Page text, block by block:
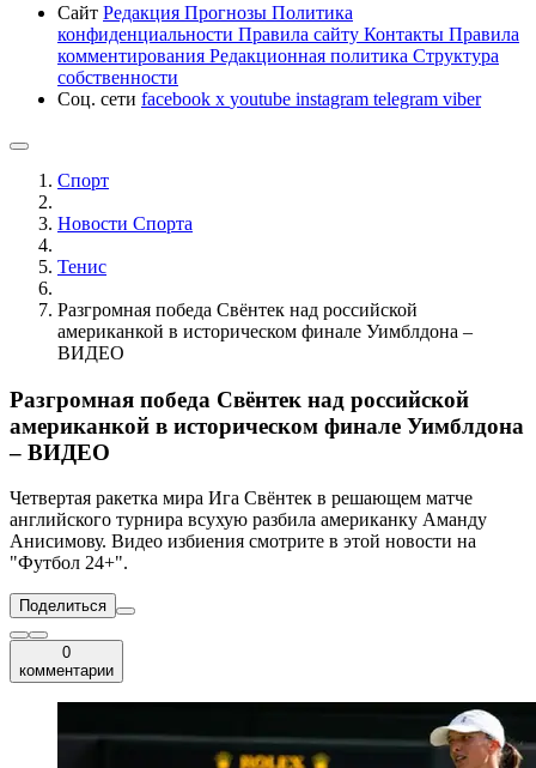
Сайт Редакция Прогнозы Политика
конфиденциальности Правила сайту Контакты Правила
комментирования Редакционная политика Структура
собственности
Соц. сети facebook x youtube instagram telegram viber
Спорт
Новости Cпорта
Тенис
Разгромная победа Свёнтек над российской
американкой в историческом финале Уимблдона –
ВИДЕО
Разгромная победа Свёнтек над российской
американкой в историческом финале Уимблдона
– ВИДЕО
Четвертая ракетка мира Ига Свёнтек в решающем матче
английского турнира всухую разбила американку Аманду
Анисимову. Видео избиения смотрите в этой новости на
"Футбол 24+".
Поделиться
0
комментарии